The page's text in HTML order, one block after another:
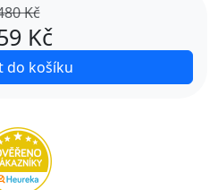
Kč
Kč
do košíku